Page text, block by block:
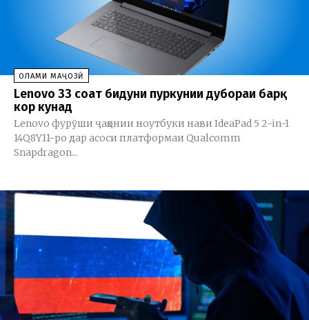
ОЛАМИ МАҶОЗӢ
Lenovo 33 соат бидуни пуркунии дубораи барқ
кор кунад
Lenovo фурӯши ҷаҳонии ноутбуки нави IdeaPad 5 2-in-1
14Q8Y11-ро дар асоси платформаи Qualcomm
Snapdragon...